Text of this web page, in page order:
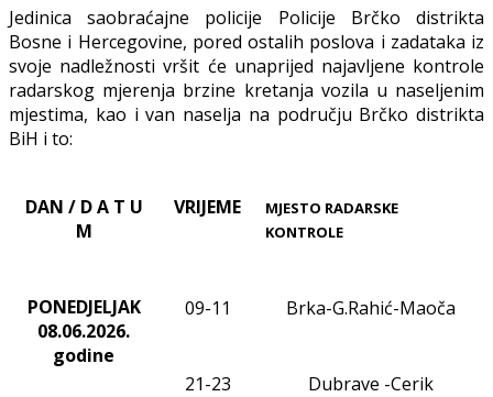
Jedinica saobraćajne policije Policije Brčko distrikta
Bosne i Hercegovine, pored ostalih poslova i zadataka iz
svoje nadležnosti vršit će unaprijed najavljene kontrole
radarskog mjerenja brzine kretanja vozila u naseljenim
mjestima, kao i van naselja na području Brčko distrikta
BiH i to:
DAN / D A T U
M
VRIJEME
MJESTO RADARSKE
KONTROLE
PONEDJELJAK
08.06.2026.
godine
09-11 Brka-G.Rahić-Maoča
21-23 Dubrave -Cerik